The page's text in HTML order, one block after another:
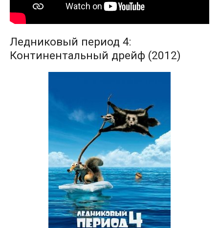
Ледниковый период 4:
Континентальный дрейф (2012)